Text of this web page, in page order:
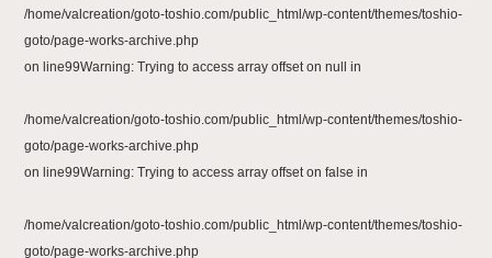
/home/valcreation/goto-toshio.com/public_html/wp-content/themes/toshio-
goto/page-works-archive.php
on line99Warning: Trying to access array offset on null in
/home/valcreation/goto-toshio.com/public_html/wp-content/themes/toshio-
goto/page-works-archive.php
on line99Warning: Trying to access array offset on false in
/home/valcreation/goto-toshio.com/public_html/wp-content/themes/toshio-
goto/page-works-archive.php